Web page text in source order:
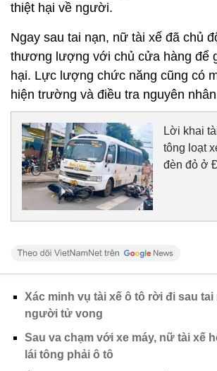
thiệt hại về người.
Ngay sau tai nạn, nữ tài xế đã chủ
thương lượng với chủ cửa hàng để
hại. Lực lượng chức năng cũng có
hiện trường và điều tra nguyên
Lời khai
tông loạt
đèn đỏ ở
Xác minh vụ tài xế ô tô rời đi sau
người tử vong
Sau va chạm với xe máy, nữ tài xế
lái tông phải ô tô